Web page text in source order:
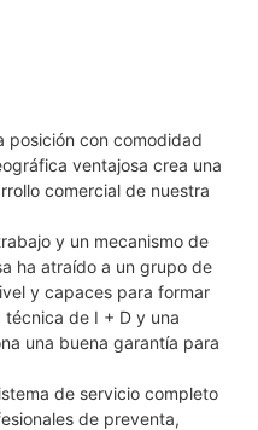
posición con comodidad
ventajosa crea una
comercial de nuestra
y un mecanismo de
ha atraído a un grupo de
y capaces para formar
de I + D y una
una buena garantía para
de servicio completo
de preventa,